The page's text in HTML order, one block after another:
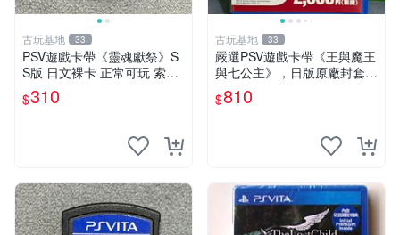
古玩基地 33
PSV遊戲卡帶《靈魂獻祭》S
S版 日文裸卡 正常可玩 索尼
專用 不退不換 次數買兩送一
靈魂獻祭 PSP-VITA PSVita
$310
古玩基地 33
嚴選PSV遊戲卡帶《王與魔王
與七公主》，日版原廠封套，
雙面精美封面，實測暢玩無障
礙。久藏家中，輕微使用痕
估。古董級遊戲限量收
$810